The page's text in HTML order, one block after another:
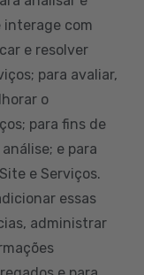
interage com
e resolver
para avaliar,
o
para fins de
e para
e Serviços.
essas
administrar